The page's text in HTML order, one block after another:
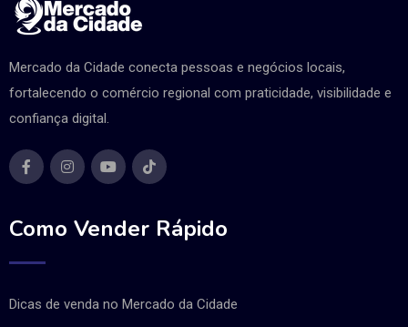
Mercado da Cidade conecta pessoas e negócios locais,
fortalecendo o comércio regional com praticidade, visibilidade e
confiança digital.
Como Vender Rápido
Dicas de venda no Mercado da Cidade